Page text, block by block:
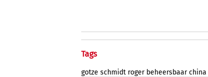
Tags
gotze schmidt roger beheersbaar china